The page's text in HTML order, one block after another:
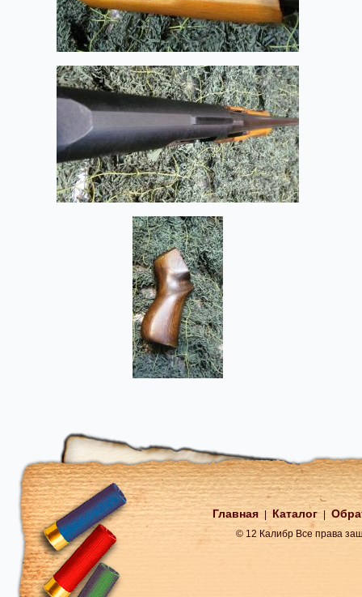
Главная Каталог
© 12 Калибр Все права